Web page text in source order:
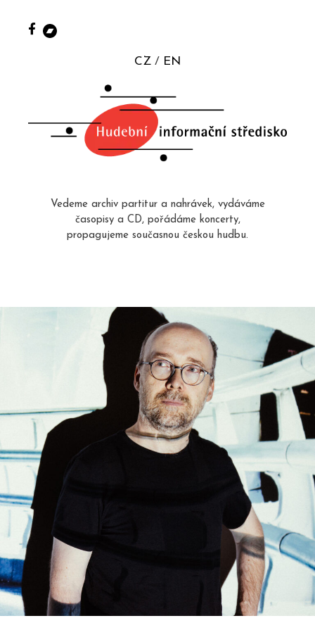
CZ EN
Vedeme archiv partitur a nahrávek, vydáváme
časopisy a CD, pořádáme koncerty,
propagujeme současnou českou hudbu.